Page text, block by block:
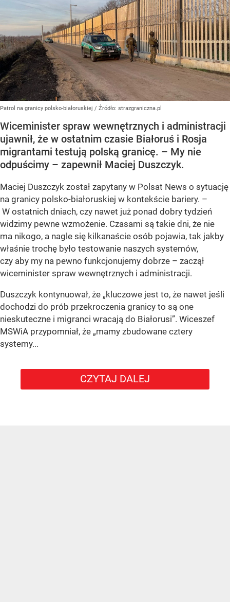
Patrol na granicy polsko-białoruskiej / Źródło: strazgraniczna.pl
Wiceminister spraw wewnętrznych i administracji
ujawnił, że w ostatnim czasie Białoruś i Rosja
migrantami testują polską granicę. – My nie
odpuścimy – zapewnił Maciej Duszczyk.
Maciej Duszczyk został zapytany w Polsat News o sytuację
na granicy polsko-białoruskiej w kontekście bariery. –
W ostatnich dniach, czy nawet już ponad dobry tydzień
widzimy pewne wzmożenie. Czasami są takie dni, że nie
ma nikogo, a nagle się kilkanaście osób pojawia, tak jakby
właśnie trochę było testowanie naszych systemów,
czy aby my na pewno funkcjonujemy dobrze – zaczął
wiceminister spraw wewnętrznych i administracji.
Duszczyk kontynuował, że „kluczowe jest to, że nawet jeśli
dochodzi do prób przekroczenia granicy to są one
nieskuteczne i migranci wracają do Białorusi”. Wiceszef
MSWiA przypomniał, że „mamy zbudowane cztery
systemy...
CZYTAJ DALEJ